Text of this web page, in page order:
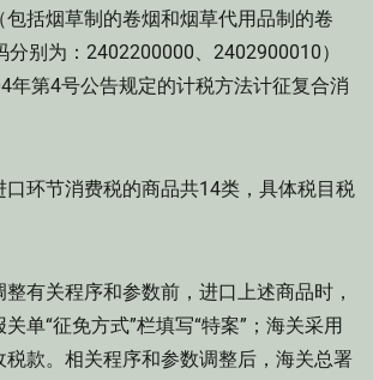
括烟草制的卷烟和烟草代用品制的卷
别为：2402200000、2402900010）
年第4号公告规定的计税方法计征复合消
环节消费税的商品共14类，具体税目税
关程序和参数前，进口上述商品时，
单“征免方式”栏填写“特案”；海关采用
税款。相关程序和参数调整后，海关总署